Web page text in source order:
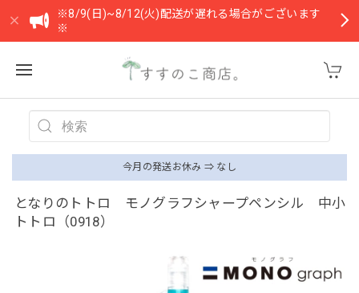
※8/9(日)~8/12(火)配送が遅れる場合がございます
※
今月の発送お休み ⇒ なし
となりのトトロ モノグラフシャープペンシル 中小
トトロ（0918）